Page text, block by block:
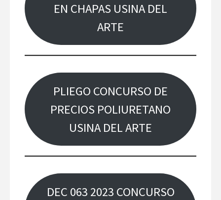
EN CHAPAS USINA DEL
ARTE
PLIEGO CONCURSO DE
PRECIOS POLIURETANO
USINA DEL ARTE
DEC 063 2023 CONCURSO